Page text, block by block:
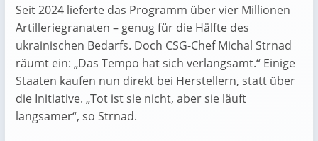
Seit 2024 lieferte das Programm über vier Millionen
Artilleriegranaten – genug für die Hälfte des
ukrainischen Bedarfs. Doch CSG-Chef Michal Strnad
räumt ein: „Das Tempo hat sich verlangsamt.“ Einige
Staaten kaufen nun direkt bei Herstellern, statt über
die Initiative. „Tot ist sie nicht, aber sie läuft
langsamer“, so Strnad.